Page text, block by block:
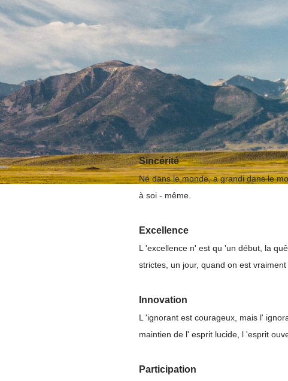
Sincérité
Né dans le monde, a grandi dans le
à soi - même.
Excellence
L 'excellence n' est qu 'un début, la
strictes, un jour, quand on est
Innovation
L 'ignorant est courageux, mais l'
maintien de l' esprit lucide, l 'esprit
Participation